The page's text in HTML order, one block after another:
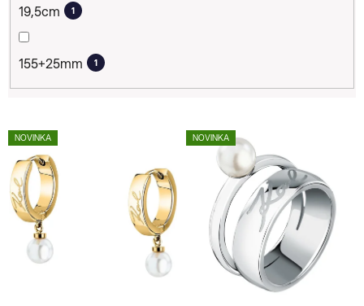
19,5cm 1
155+25mm 1
V
ý
p
i
s
NOVINKA NOVINKA